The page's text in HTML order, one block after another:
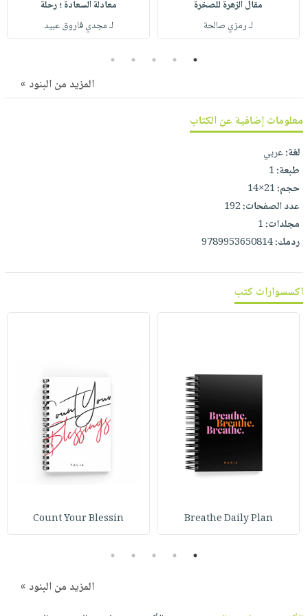
صابون
أطفال
فيديوهات
وفرات
انشر
كتابك
تواصل
معنا
التسوق
مقال الزهرة للصخرة
لـ رمزي صالحة
معادلة السعادة ؛ رحلة
لـ مجدي فاروق عبيد
1
2
3
4
5
المزيد من البنود »
معلومات إضافية عن الكتاب
لغة:عربي
طبعة:1
حجم:21×14
عدد الصفحات:192
مجلدات:1
ردمك:9789953650814
اكسسوارات كتب
Breathe Daily Plan
Count Your Blessin
1
2
3
4
5
المزيد من البنود »